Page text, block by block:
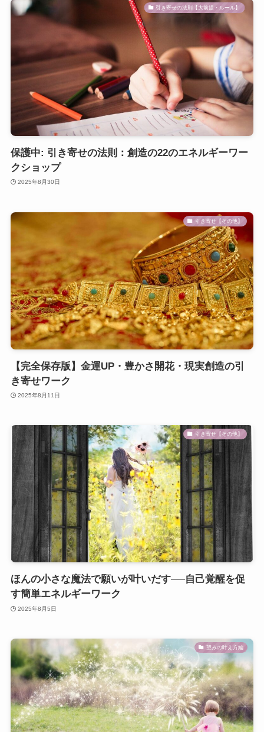
引き寄せの法則【大前提・ルール】
保護中: 引き寄せの法則：創造の22のエネルギーワー
クショップ
2025年8月30日
引き寄せ【その他】
【完全保存版】金運UP・豊かさ開花・現実創造の引
き寄せワーク
2025年8月11日
引き寄せ【その他】
ほんの小さな魔法で願いが叶いだす──自己覚醒を促
す簡単エネルギーワーク
2025年8月5日
望みの叶え方編